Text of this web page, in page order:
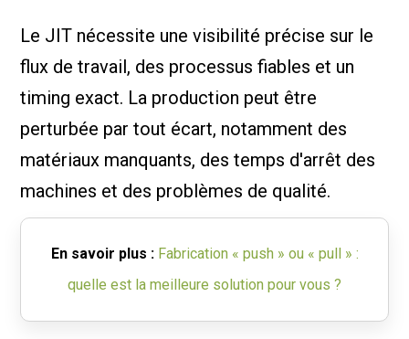
Le JIT nécessite une visibilité précise sur le
flux de travail, des processus fiables et un
timing exact. La production peut être
perturbée par tout écart, notamment des
matériaux manquants, des temps d'arrêt des
machines et des problèmes de qualité.
En savoir plus : Fabrication « push » ou « pull » :
quelle est la meilleure solution pour vous ?